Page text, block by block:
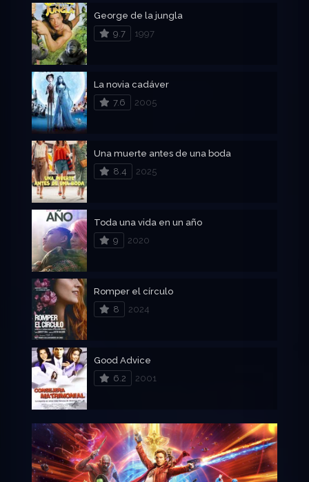
George de la jungla
9.7
1997
La novia cadáver
7.6
2005
Una muerte antes de una boda
8.4
2025
Toda una vida en un año
9
2020
Romper el círculo
8
2024
Good Advice
6.2
2001